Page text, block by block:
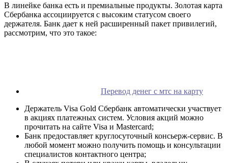
В линейке банка есть и премиальные продукты. Золотая карта
Сбербанка ассоциируется с высоким статусом своего
держателя. Банк дает к ней расширенный пакет привилегий,
рассмотрим, что это такое:
Перевод денег с мтс на карту
Держатель Visa Gold Сбербанк автоматически участвует
в акциях платежных систем. Условия акций можно
прочитать на сайте Visa и Mastercard;
Банк предоставляет круглосуточный консьерж-сервис. В
любой момент можно получить помощь и консультации
специалистов контактного центра;